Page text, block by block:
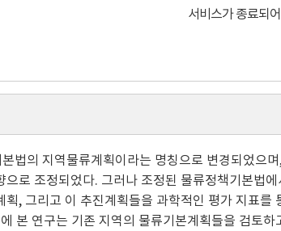
서비스가 종료되
법의 지역물류계획이라는 명칭으로 변경되었으
로 조정되었다. 그러나 조정된 물류정책기본법에
, 그리고 이 추진계획들을 과학적인 평가 지표를
본 연구는 기존 지역의 물류기본계획들을 검토하